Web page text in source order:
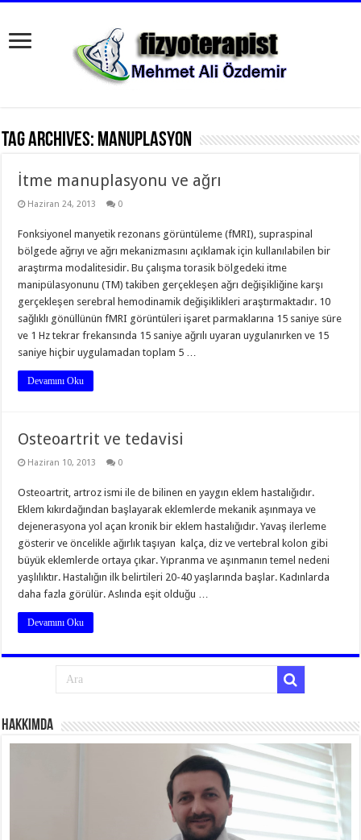
Tag Archives: manuplasyon
İtme manuplasyonu ve ağrı
Haziran 24, 2013 0
Fonksiyonel manyetik rezonans görüntüleme (fMRI), supraspinal
bölgede ağrıyı ve ağrı mekanizmasını açıklamak için kullanılabilen bir
araştırma modalitesidir. Bu çalışma torasik bölgedeki itme
manipülasyonunu (TM) takiben gerçekleşen ağrı değişikliğine karşı
gerçekleşen serebral hemodinamik değişiklikleri araştırmaktadır. 10
sağlıklı gönüllünün fMRI görüntüleri işaret parmaklarına 15 saniye süre
ve 1 Hz tekrar frekansında 15 saniye ağrılı uyaran uygulanırken ve 15
saniye hiçbir uygulamadan toplam 5 …
Devamını Oku
Osteoartrit ve tedavisi
Haziran 10, 2013 0
Osteoartrit, artroz ismi ile de bilinen en yaygın eklem hastalığıdır.
Eklem kıkırdağından başlayarak eklemlerde mekanik aşınmaya ve
dejenerasyona yol açan kronik bir eklem hastalığıdır. Yavaş ilerleme
gösterir ve öncelikle ağırlık taşıyan kalça, diz ve vertebral kolon gibi
büyük eklemlerde ortaya çıkar. Yıpranma ve aşınmanın temel nedeni
yaşlılıktır. Hastalığın ilk belirtileri 20-40 yaşlarında başlar. Kadınlarda
daha fazla görülür. Aslında eşit olduğu …
Devamını Oku
Hakkımda